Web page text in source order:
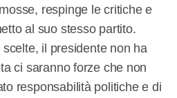
respinge le critiche e
al suo stesso partito.
il presidente non ha
ci saranno forze che non
responsabilità politiche e di